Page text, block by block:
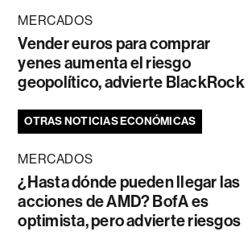
MERCADOS
Vender euros para comprar
yenes aumenta el riesgo
geopolítico, advierte BlackRock
OTRAS NOTICIAS ECONÓMICAS
MERCADOS
¿Hasta dónde pueden llegar las
acciones de AMD? BofA es
optimista, pero advierte riesgos